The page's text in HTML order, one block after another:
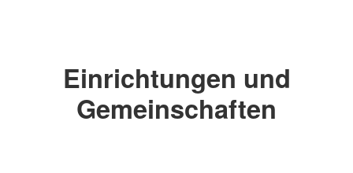
Einrichtungen und
Gemeinschaften